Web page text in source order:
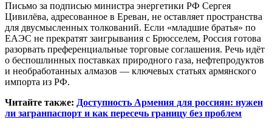
Письмо за подписью министра энергетики РФ Сергея
Цивилёва, адресованное в Ереван, не оставляет пространства
для двусмысленных толкований. Если «младшие братья» по
ЕАЭС не прекратят заигрывания с Брюсселем, Россия готова
разорвать преференциальные торговые соглашения. Речь идёт
о беспошлинных поставках природного газа, нефтепродуктов
и необработанных алмазов — ключевых статьях армянского
импорта из РФ.
Читайте также: Доступность Армения для россиян: нужен
ли загранпаспорт и как пересечь границу без проблем